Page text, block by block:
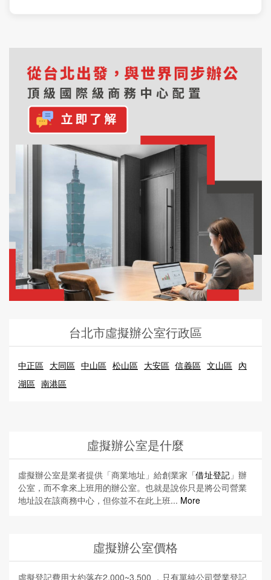
台北市虛擬辦公室行政區
中正區 大同區 中山區 松山區 大安區 信義區 文山區 內
湖區 南港區
虛擬辦公室是什麼
虛擬辦公室是業者提供「商業地址」給創業家「借址登記 」辦
公室，而不拿來上班用的辦公室。也就是說你只是將公司營業
地址設在該商務中心，但你並不在此上班... More
虛擬辦公室價格
虛擬登記費用大約落在2,000~3,500 ，只有單純公司營業登記